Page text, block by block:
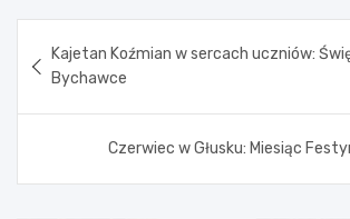
wpisu
Kajetan Koźmian w sercach uczniów:
Bychawce
Czerwiec w Głusku: Miesiąc